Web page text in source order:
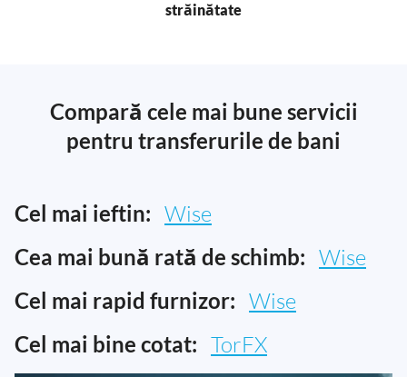
străinătate
Compară cele mai bune servicii
pentru transferurile de bani
Cel mai ieftin: Wise
Cea mai bună rată de schimb: Wise
Cel mai rapid furnizor: Wise
Cel mai bine cotat: TorFX